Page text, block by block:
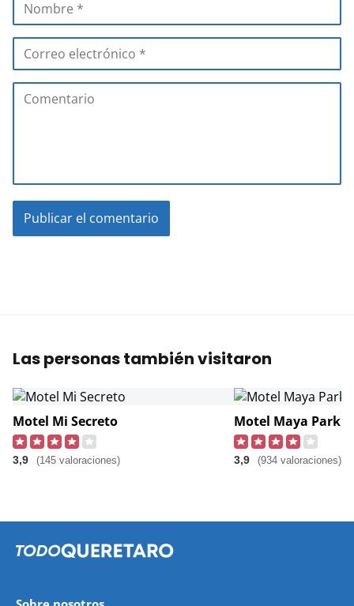
Las personas también visitaron
Motel Mi Secreto
3,9 (145 valoraciones)
Motel Maya Park
3,9 (934 valoraciones)